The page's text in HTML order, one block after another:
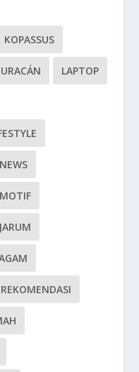
KOPASSUS
LAPTOP
NEWS
REKOMENDASI